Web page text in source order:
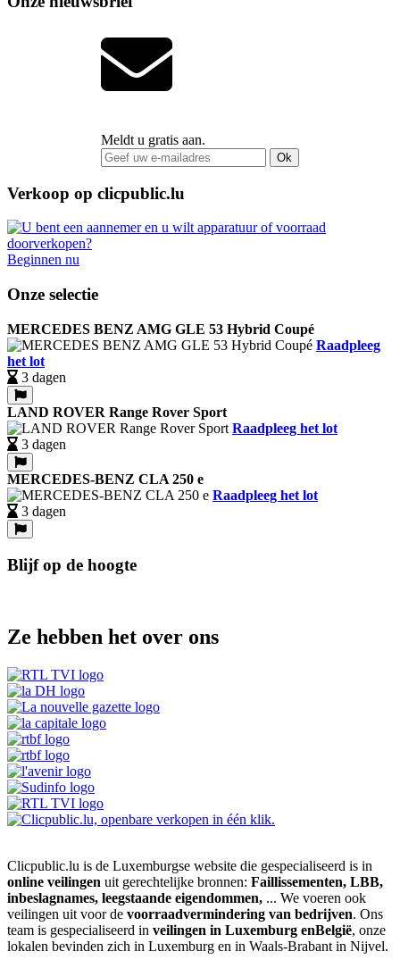
Meldt u gratis aan.
Ok
Verkoop op clicpublic.lu
Beginnen nu
Onze selectie
MERCEDES BENZ AMG GLE 53 Hybrid Coupé
Raadpleeg
het lot
3 dagen
LAND ROVER Range Rover Sport
Raadpleeg het lot
3 dagen
MERCEDES-BENZ CLA 250 e
Raadpleeg het lot
3 dagen
Blijf op de hoogte
Ze hebben het over ons
Clicpublic.lu is de Luxemburgse website die gespecialiseerd is in
online veilingen uit gerechtelijke bronnen: Faillissementen, LBB,
inbeslagnames, leegstaande eigendommen, ... We voeren ook
veilingen uit voor de voorraadvermindering van bedrijven. Ons
team is gespecialiseerd in veilingen in Luxemburg enBelgië, onze
lokalen bevinden zich in Luxemburg en in Waals-Brabant in Nijvel.